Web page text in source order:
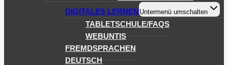
DIGITALES LERNEN Untermenü umschalten
TABLETSCHULE/FAQS
WEBUNTIS
FREMDSPRACHEN
DEUTSCH